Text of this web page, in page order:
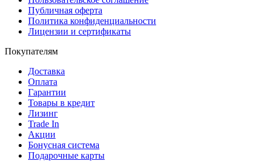
Публичная оферта
Политика конфиденциальности
Лицензии и сертификаты
Покупателям
Доставка
Оплата
Гарантии
Товары в кредит
Лизинг
Trade In
Акции
Бонусная система
Подарочные карты